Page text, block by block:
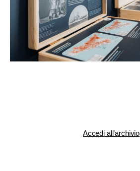
Accedi all’archivio